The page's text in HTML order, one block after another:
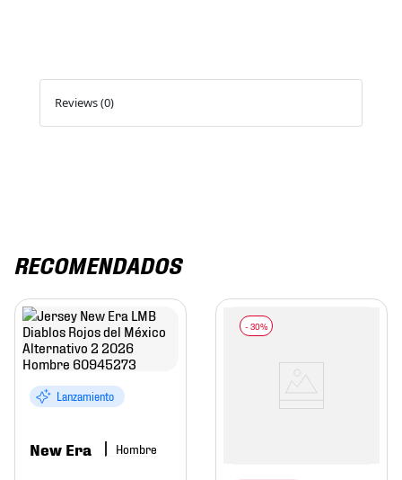
Reviews (0)
RECOMENDADOS
Lanzamiento
New Era Hombre